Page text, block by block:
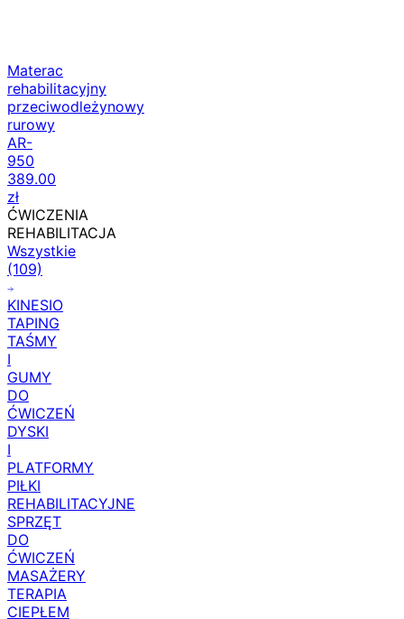
Materac
rehabilitacyjny
przeciwodleżynowy
rurowy
AR-
950
389.00
zł
ĆWICZENIA
REHABILITACJA
Wszystkie
(109)
KINESIO
TAPING
TAŚMY
I
GUMY
DO
ĆWICZEŃ
DYSKI
I
PLATFORMY
PIŁKI
REHABILITACYJNE
SPRZĘT
DO
ĆWICZEŃ
MASAŻERY
TERAPIA
CIEPŁEM